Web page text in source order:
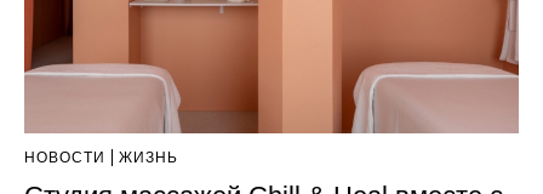
НОВОСТИ ЖИЗНЬ